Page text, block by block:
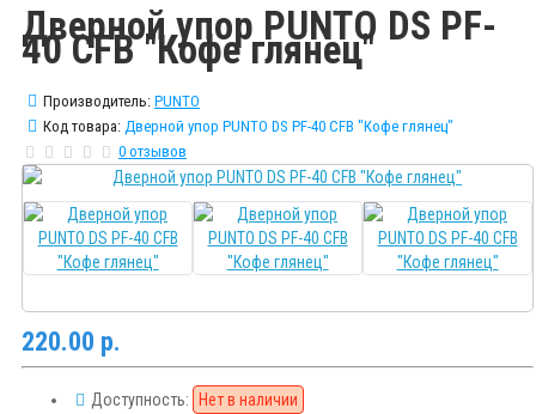
Дверной упор PUNTO DS PF-
40 CFB "Кофе глянец"
Производитель: PUNTO
Код товара: Дверной упор PUNTO DS PF-40 CFB "Кофе глянец"
0 отзывов
220.00 р.
Доступность: Нет в наличии